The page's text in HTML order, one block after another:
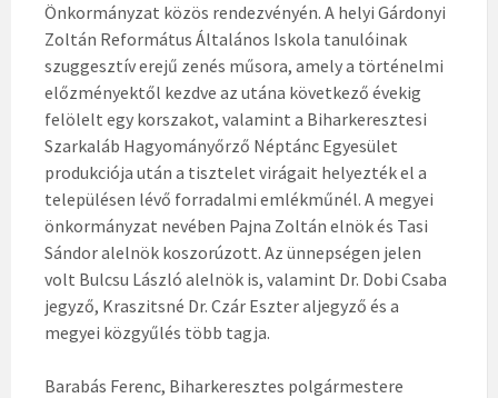
Önkormányzat közös rendezvényén. A helyi Gárdonyi
Zoltán Református Általános Iskola tanulóinak
szuggesztív erejű zenés műsora, amely a történelmi
előzményektől kezdve az utána következő évekig
felölelt egy korszakot, valamint a Biharkeresztesi
Szarkaláb Hagyományőrző Néptánc Egyesület
produkciója után a tisztelet virágait helyezték el a
településen lévő forradalmi emlékműnél. A megyei
önkormányzat nevében Pajna Zoltán elnök és Tasi
Sándor alelnök koszorúzott. Az ünnepségen jelen
volt Bulcsu László alelnök is, valamint Dr. Dobi Csaba
jegyző, Kraszitsné Dr. Czár Eszter aljegyző és a
megyei közgyűlés több tagja.
Barabás Ferenc, Biharkeresztes polgármestere